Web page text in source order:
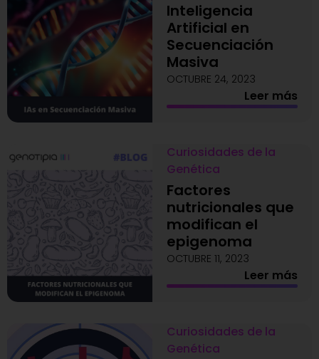
Inteligencia
Artificial en
Secuenciación
Masiva
OCTUBRE 24, 2023
Leer más
Curiosidades de la
Genética
Factores
nutricionales que
modifican el
epigenoma
OCTUBRE 11, 2023
Leer más
Curiosidades de la
Genética